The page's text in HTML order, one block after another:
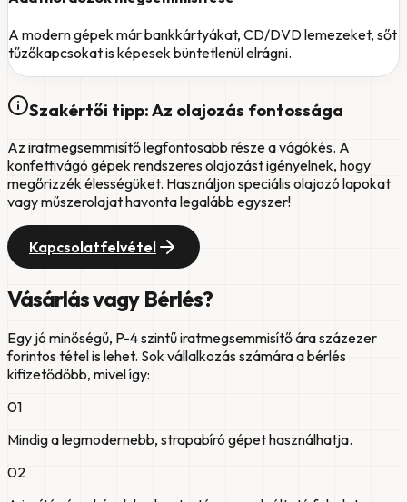
A modern gépek már bankkártyákat, CD/DVD lemezeket, sőt
tűzőkapcsokat is képesek büntetlenül elrágni.
Szakértői tipp: Az olajozás fontossága
Az iratmegsemmisítő legfontosabb része a vágókés. A
konfettivágó gépek rendszeres olajozást igényelnek, hogy
megőrizzék élességüket. Használjon speciális olajozó lapokat
vagy műszerolajat havonta legalább egyszer!
Kapcsolatfelvétel
Vásárlás vagy Bérlés?
Egy jó minőségű, P-4 szintű iratmegsemmisítő ára százezer
forintos tétel is lehet. Sok vállalkozás számára a bérlés
kifizetődőbb, mivel így:
01
Mindig a legmodernebb, strapabíró gépet használhatja.
02